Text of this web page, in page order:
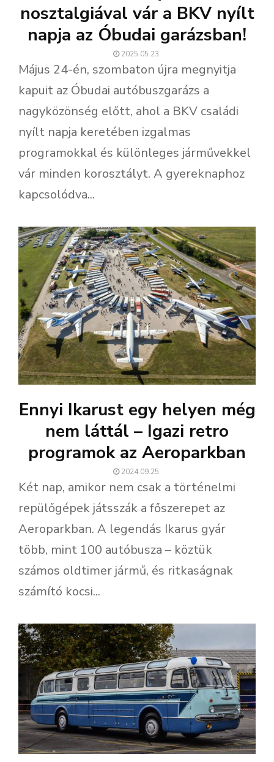
nosztalgiával vár a BKV nyílt
napja az Óbudai garázsban!
2025.05.23.
Május 24-én, szombaton újra megnyitja
kapuit az Óbudai autóbuszgarázs a
nagyközönség előtt, ahol a BKV családi
nyílt napja keretében izgalmas
programokkal és különleges járművekkel
vár minden korosztályt. A gyereknaphoz
kapcsolódva...
Ennyi Ikarust egy helyen még
nem láttál – Igazi retro
programok az Aeroparkban
2024.09.25.
Két nap, amikor nem csak a történelmi
repülőgépek játsszák a főszerepet az
Aeroparkban. A legendás Ikarus gyár
több, mint 100 autóbusza – köztük
számos oldtimer jármű, és ritkaságnak
számító kocsi...